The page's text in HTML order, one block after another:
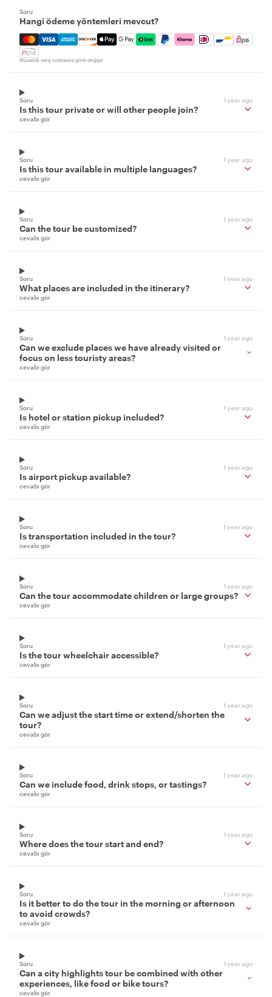
Soru
Hangi ödeme yöntemleri mevcut?
Mastercard, Visa, Amex, Discover, Apple Pay, Google
Müsaitlik varış noktasına göre değişir
Soru 1 year ago
Is this tour private or will other people join?
cevabı gör
Soru 1 year ago
Is this tour available in multiple languages?
cevabı gör
Soru 1 year ago
Can the tour be customized?
cevabı gör
Soru 1 year ago
What places are included in the itinerary?
cevabı gör
Soru 1 year ago
Can we exclude places we have already visited or
focus on less touristy areas?
cevabı gör
Soru 1 year ago
Is hotel or station pickup included?
cevabı gör
Soru 1 year ago
Is airport pickup available?
cevabı gör
Soru 1 year ago
Is transportation included in the tour?
cevabı gör
Soru 1 year ago
Can the tour accommodate children or large groups?
cevabı gör
Soru 1 year ago
Is the tour wheelchair accessible?
cevabı gör
Soru 1 year ago
Can we adjust the start time or extend/shorten the
tour?
cevabı gör
Soru 1 year ago
Can we include food, drink stops, or tastings?
cevabı gör
Soru 1 year ago
Where does the tour start and end?
cevabı gör
Soru 1 year ago
Is it better to do the tour in the morning or afternoon
to avoid crowds?
cevabı gör
Soru 1 year ago
Can a city highlights tour be combined with other
experiences, like food or bike tours?
cevabı gör